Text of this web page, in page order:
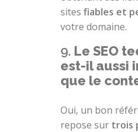
sites fiables et
votre domaine.
9. Le SEO
est-il aussi
que le
Oui, un bon
repose sur trois